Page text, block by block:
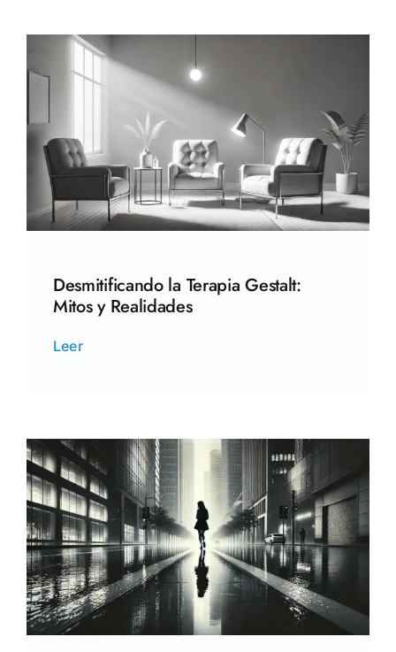
Desmitificando la Terapia Gestalt:
Mitos y Realidades
Leer